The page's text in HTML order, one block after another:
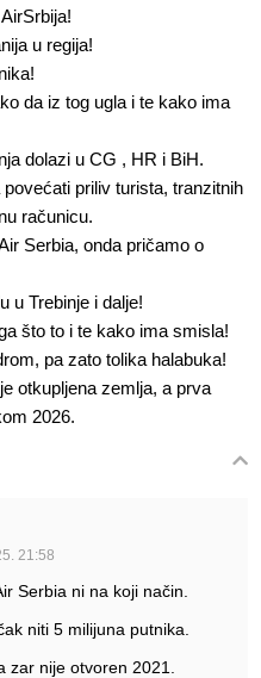
u regija!
da iz tog ugla i te kako ima
dolazi u CG , HR i BiH.
priliv turista, tranzitnih
računicu.
Serbia, onda pričamo o
u Trebinje i dalje!
što to i te kako ima smisla!
pa zato tolika halabuka!
otkupljena zemlja, a prva
2026.
21:58
Serbia ni na koji način.
niti 5 milijuna putnika.
zar nije otvoren 2021.